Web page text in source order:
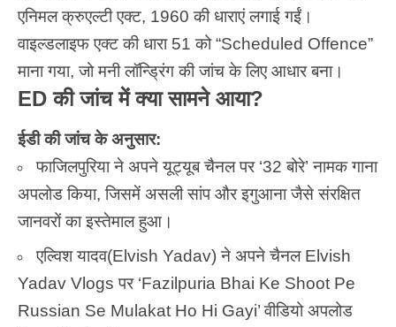
एनिमल क्रुएल्टी एक्ट, 1960 की धाराएं लगाई गईं।
वाइल्डलाइफ एक्ट की धारा 51 को “Scheduled Offence”
माना गया, जो मनी लॉन्ड्रिंग की जांच के लिए आधार बना।
ED की जांच में क्या सामने आया?
ईडी की जांच के अनुसार:
फाजिलपुरिया ने अपने यूट्यूब चैनल पर ‘32 बोरे’ नामक गाना
अपलोड किया, जिसमें असली सांप और इगुआना जैसे संरक्षित
जानवरों का इस्तेमाल हुआ।
एल्विश यादव(Elvish Yadav) ने अपने चैनल Elvish
Yadav Vlogs पर ‘Fazilpuria Bhai Ke Shoot Pe
Russian Se Mulakat Ho Hi Gayi’ वीडियो अपलोड